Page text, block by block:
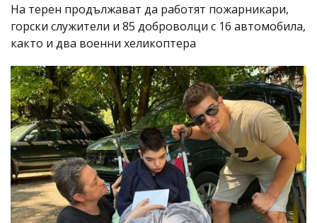
На терен продължават да работят пожарникари,
горски служители и 85 доброволци с 16 автомобила,
както и два военни хеликоптера